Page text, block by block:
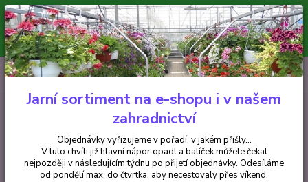
Minimální hodnota pro odeslání z e-shopu je 300 Kč.
V tuto chvíli již hlavní nápor objednávek opadl a balíček můžete čekat
nejpozději v následujícím týdnu po přijetí objednávky. Objednávky
vyřizujeme v pořadí, v jakém přišly...
CZK
Hledat
+420 602 223 614 0ks
za0 Kč
Jarní sortiment na e-shopu i v našem
zahradnictví
Objednávky vyřizujeme v pořadí, v jakém přišly...
V tuto chvíli již hlavní nápor opadl a balíček můžete čekat
nejpozději v následujícím týdnu po přijetí objednávky. Odesíláme
od pondělí max. do čtvrtka, aby necestovaly přes víkend.